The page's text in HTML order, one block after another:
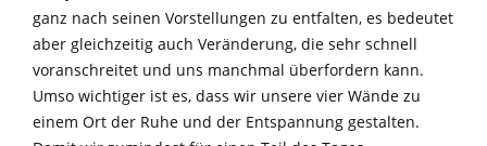
ganz nach seinen Vorstellungen zu entfalten, es bedeutet
aber gleichzeitig auch Veränderung, die sehr schnell
voranschreitet und uns manchmal überfordern kann.
Umso wichtiger ist es, dass wir unsere vier Wände zu
einem Ort der Ruhe und der Entspannung gestalten.